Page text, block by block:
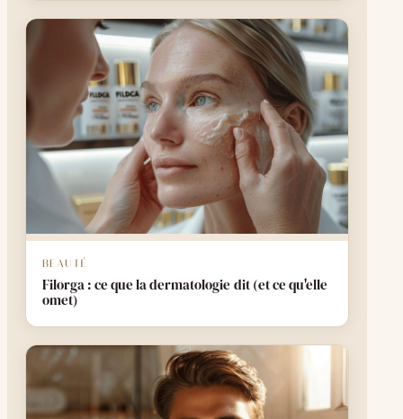
BEAUTÉ
Filorga : ce que la dermatologie dit (et ce qu'elle
omet)